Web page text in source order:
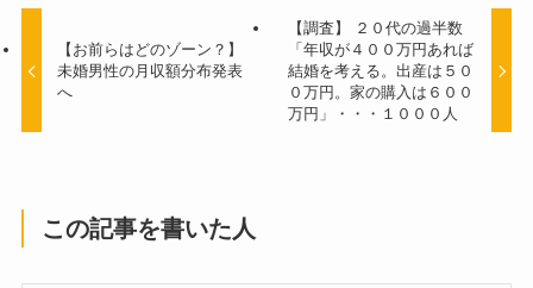
【お前らはどのゾーン？】
未婚男性の月収額分布発表
へ
【調査】 ２０代の過半数
「年収が４００万円あれば
結婚を考える。出産は５０
０万円。家の購入は６００
万円」・・・１０００人
この記事を書いた人